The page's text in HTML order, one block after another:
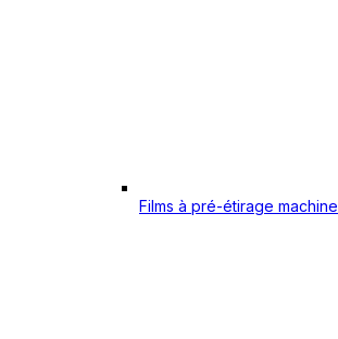
Films à pré-étirage machine